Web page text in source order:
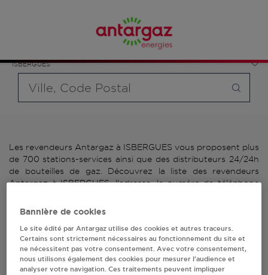
ISBERGUES
bouteille souhaité et le type de point de vente (revendeur /
distributeur automatique de bouteilles de gaz ou station GPL
carburant)
Les revendeurs Antargaz à ISBERGUES vous proposent plus
de 700 stations-services ainsi que des distributeurs 24/24h
de bouteilles de gaz. Découvrez la liste des revendeurs
Antargaz à ISBERGUES, l'adresse, le numéro de téléphone
3 revendeur(s) Antargaz
à ISBERGUES
Bannière de cookies
Le site édité par Antargaz utilise des cookies et autres traceurs.
Certains sont strictement nécessaires au fonctionnement du site et
ne nécessitent pas votre consentement. Avec votre consentement,
nous utilisons également des cookies pour mesurer l’audience et
analyser votre navigation. Ces traitements peuvent impliquer